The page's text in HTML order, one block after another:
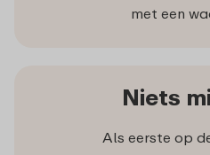
met een
Niets
Als eerste op